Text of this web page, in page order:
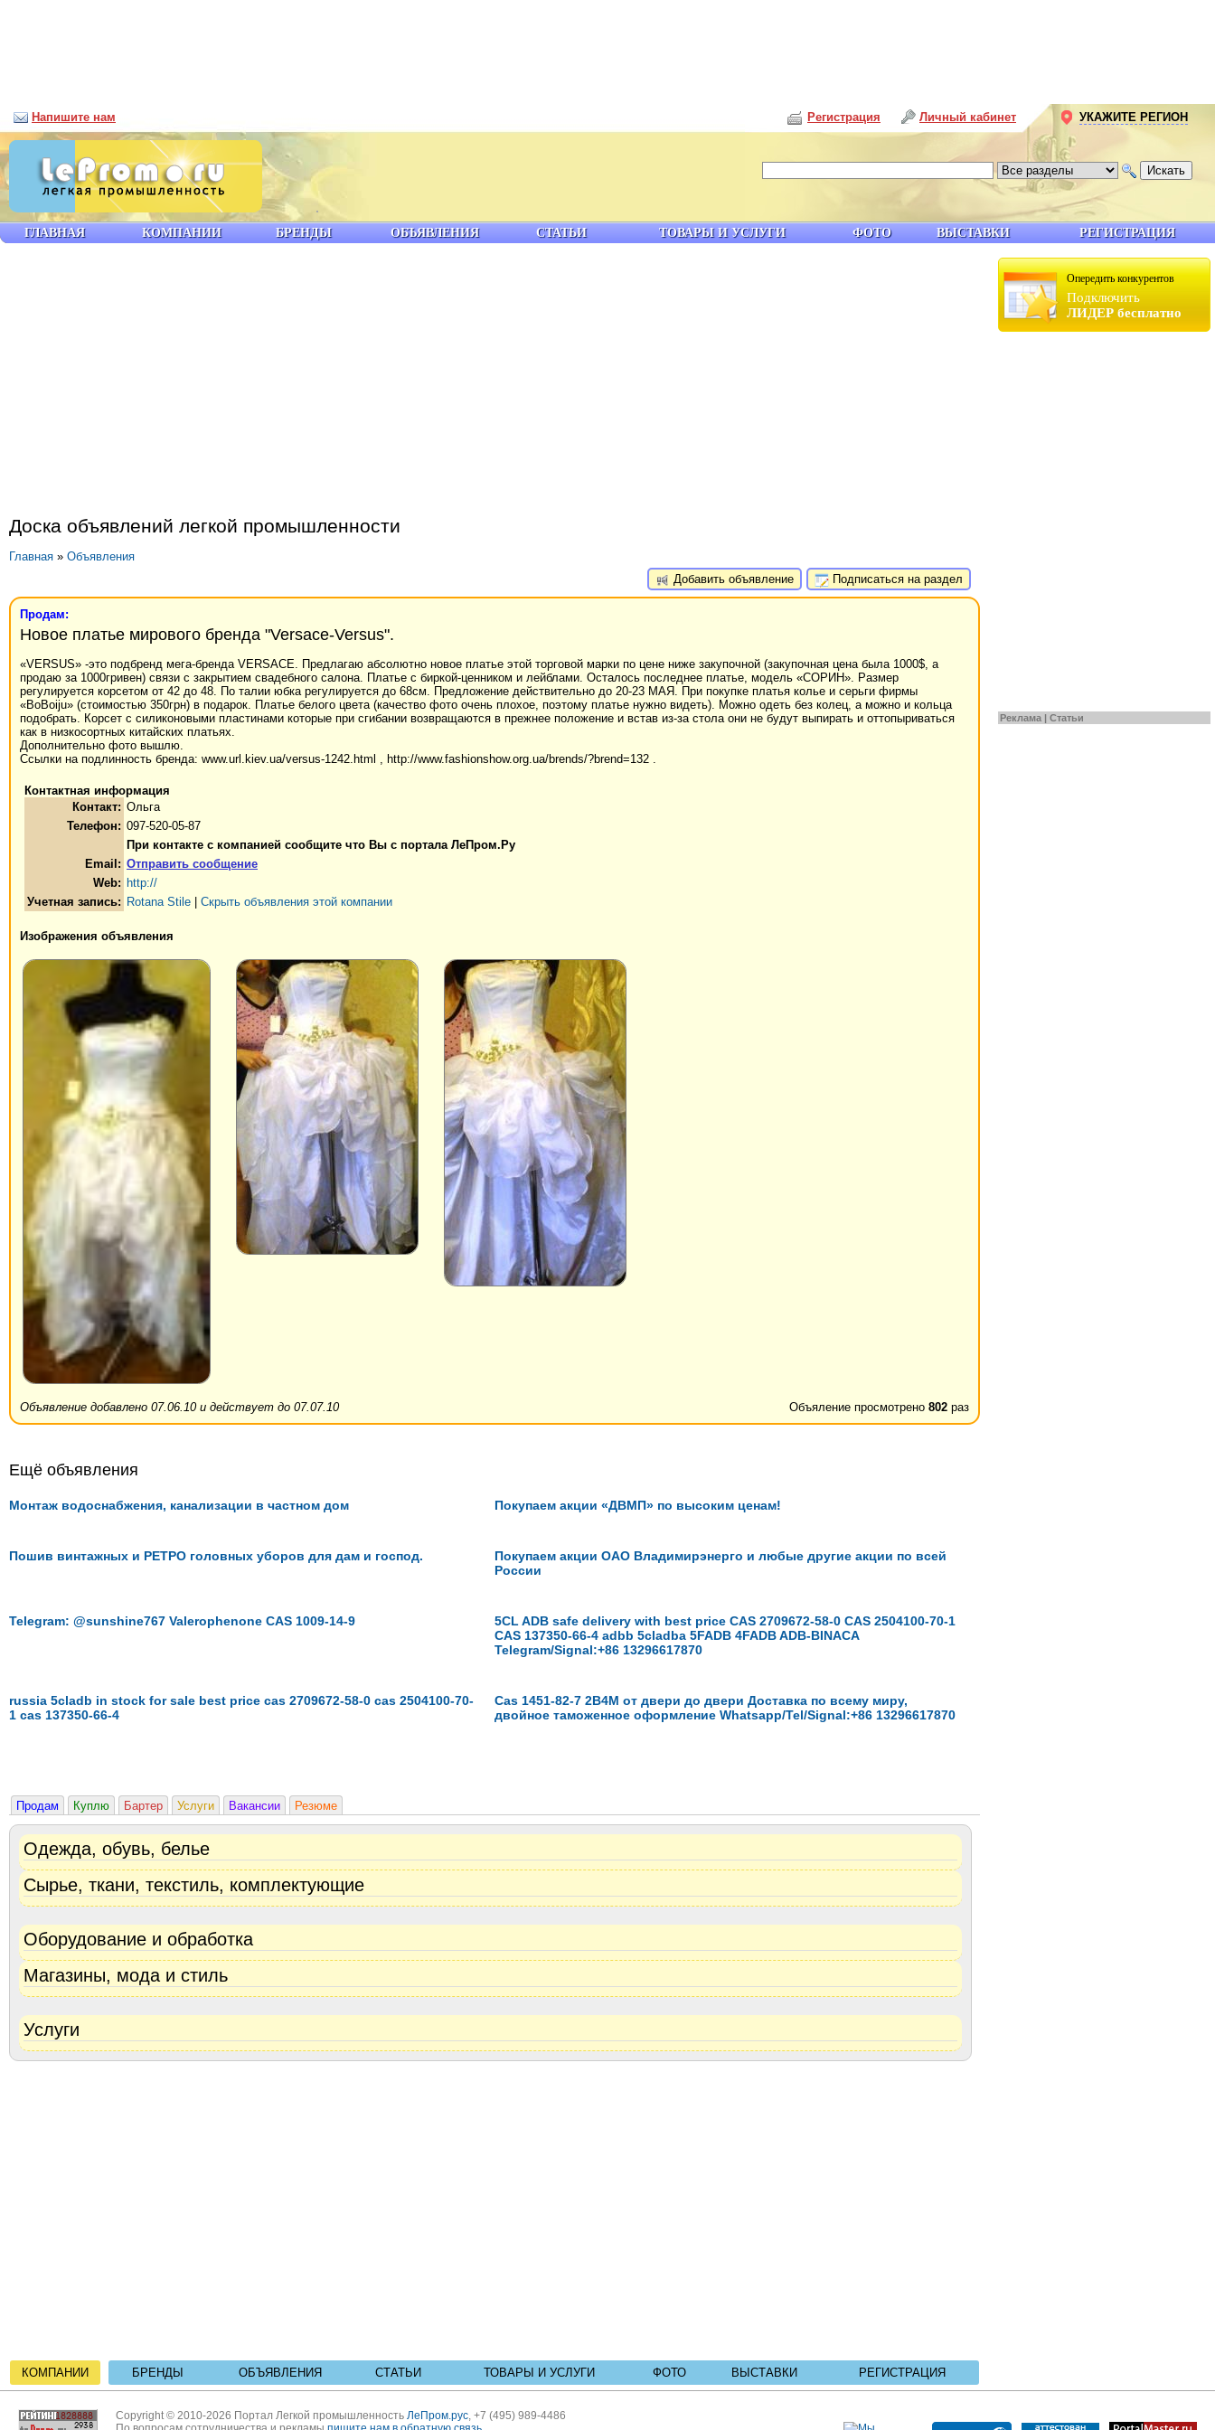
Опередить конкурентов
Подключить
ЛИДЕР бесплатно
Реклама | Статьи
Доска объявлений легкой промышленности
Главная » Объявления
Добавить объявление
Подписаться на раздел
Продам:
Новое платье мирового бренда "Versace-Versus".
«VERSUS» -это подбренд мега-бренда VERSACE. Предлагаю абсолютно новое платье этой торговой марки по цене ниже закупочной (закупочная цена была 1000$, а
продаю за 1000гривен) связи с закрытием свадебного салона. Платье с биркой-ценником и лейблами. Осталось последнее платье, модель «СОРИН». Размер
регулируется корсетом от 42 до 48. По талии юбка регулируется до 68см. Предложение действительно до 20-23 МАЯ. При покупке платья колье и серьги фирмы
«BoBoiju» (стоимостью 350грн) в подарок. Платье белого цвета (качество фото очень плохое, поэтому платье нужно видеть). Можно одеть без колец, а можно и кольца
подобрать. Корсет с силиконовыми пластинами которые при сгибании возвращаются в прежнее положение и встав из-за стола они не будут выпирать и оттопыриваться
как в низкосортных китайских платьях.
Дополнительно фото вышлю.
Ссылки на подлинность бренда: www.url.kiev.ua/versus-1242.html , http://www.fashionshow.org.ua/brends/?brend=132 .
Контактная информация
Контакт: Ольга
Телефон: 097-520-05-87
При контакте с компанией сообщите что Вы с портала ЛеПром.Ру
Email: Отправить сообщение
Web: http://
Учетная запись: Rotana Stile Скрыть объявления этой компании
Изображения объявления
Объяление просмотрено 802 раз
Объявление добавлено 07.06.10 и действует до 07.07.10
Ещё объявления
Монтаж водоснабжения, канализации в частном дом Покупаем акции «ДВМП» по высоким ценам!
Пошив винтажных и РЕТРО головных уборов для дам и господ.
Покупаем акции ОАО Владимирэнерго и любые другие акции по всей
России
Telegram: @sunshine767 Valerophenone CAS 1009-14-9
5CL ADB safe delivery with best price CAS 2709672-58-0 CAS 2504100-70-1
CAS 137350-66-4 adbb 5cladba 5FADB 4FADB ADB-BINACA
Telegram/Signal:+86 13296617870
russia 5cladb in stock for sale best price cas 2709672-58-0 cas 2504100-70-
1 cas 137350-66-4
Cas 1451-82-7 2B4M от двери до двери Доставка по всему миру,
двойное таможенное оформление Whatsapp/Tel/Signal:+86 13296617870
Продам Куплю Бартер Услуги Вакансии Резюме
Одежда, обувь, белье
Сырье, ткани, текстиль, комплектующие
Оборудование и обработка
Магазины, мода и стиль
Услуги
КОМПАНИИ БРЕНДЫ ОБЪЯВЛЕНИЯ СТАТЬИ ТОВАРЫ И УСЛУГИ ФОТО ВЫСТАВКИ РЕГИСТРАЦИЯ
ГЛАВНАЯ КОМПАНИИ БРЕНДЫ ОБЪЯВЛЕНИЯ СТАТЬИ ТОВАРЫ И УСЛУГИ ФОТО ВЫСТАВКИ РЕГИСТРАЦИЯ
Напишите нам Личный кабинет
Регистрация УКАЖИТЕ РЕГИОН
Copyright © 2010-2026 Портал Легкой промышленность ЛеПром.рус, +7 (495) 989-4486